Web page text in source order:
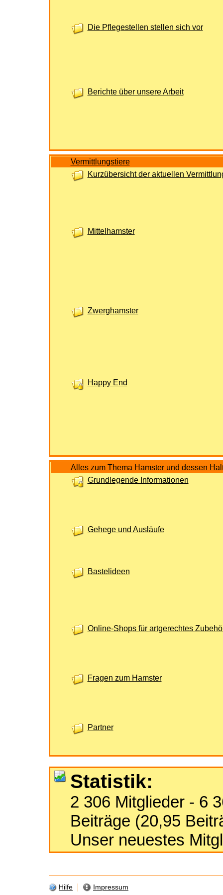
Die Pflegestellen stellen sich vor
Berichte über unsere Arbeit
Vermittlungstiere
Kurzübersicht der aktuellen
Mittelhamster
Zwerghamster
Happy End
Alles zum Thema Hamster und dessen
Grundlegende Informationen
Gehege und Ausläufe
Bastelideen
Online-Shops für artgerechtes
Fragen zum Hamster
Partner
Statistik:
2 306 Mitglieder - 6
Beiträge (20,95
Unser neuestes
Hilfe Impressum